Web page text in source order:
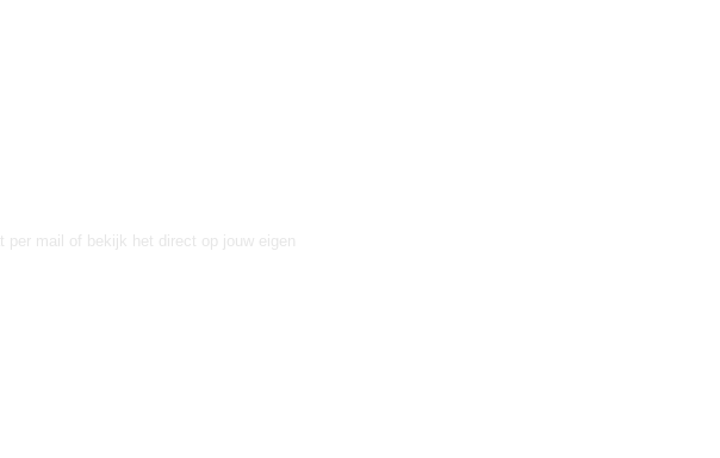
per mail of bekijk het direct op jouw eigen